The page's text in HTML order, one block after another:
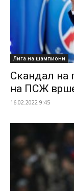
Лига на шампиони
Скандал на
на ПСЖ
16.02.2022 9:45